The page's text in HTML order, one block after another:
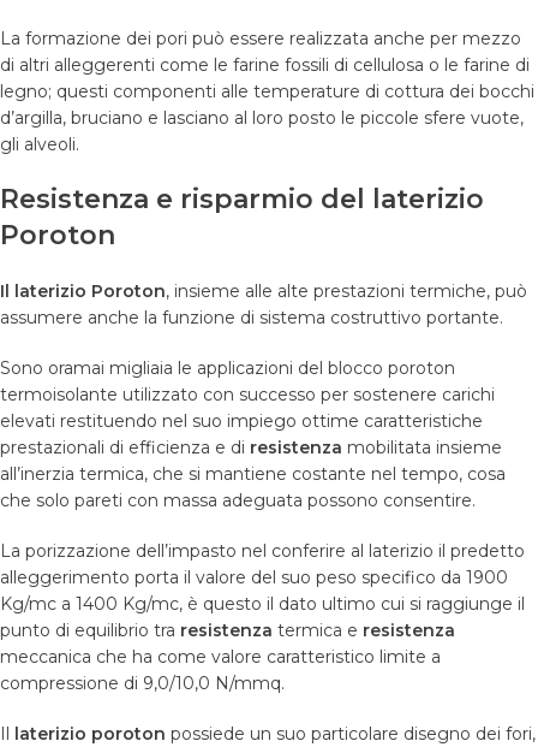
La formazione dei pori può essere realizzata anche per mezzo
di altri alleggerenti come le farine fossili di cellulosa o le farine di
legno; questi componenti alle temperature di cottura dei bocchi
d’argilla, bruciano e lasciano al loro posto le piccole sfere vuote,
gli alveoli.
Resistenza e risparmio del laterizio
Poroton
Il laterizio Poroton, insieme alle alte prestazioni termiche, può
assumere anche la funzione di sistema costruttivo portante.
Sono oramai migliaia le applicazioni del blocco poroton
termoisolante utilizzato con successo per sostenere carichi
elevati restituendo nel suo impiego ottime caratteristiche
prestazionali di efficienza e di resistenza mobilitata insieme
all’inerzia termica, che si mantiene costante nel tempo, cosa
che solo pareti con massa adeguata possono consentire.
La porizzazione dell’impasto nel conferire al laterizio il predetto
alleggerimento porta il valore del suo peso specifico da 1900
Kg/mc a 1400 Kg/mc, è questo il dato ultimo cui si raggiunge il
punto di equilibrio tra resistenza termica e resistenza
meccanica che ha come valore caratteristico limite a
compressione di 9,0/10,0 N/mmq.
Il laterizio poroton possiede un suo particolare disegno dei fori,